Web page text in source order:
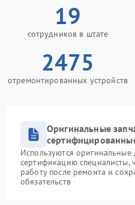
19
сотрудников в штате
2475
отремонтированных устройств
Оригинальные
Используются
сертификацию специалисты,
работу после ремонта и
обязательств